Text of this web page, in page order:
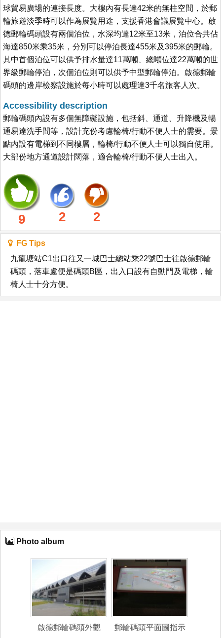
球貿易廣場的連接長度。大樓內有長達42米的無柱空間，於郵
輪旅遊淡季時可以作為展覽用途，支援香港會議展覽中心。啟
德郵輪碼頭設有兩個泊位，水深均達12米至13米，泊位合共佔
海達850米乘35米，分別可以停泊長達455米及395米的郵輪。
其中首個泊位可以供予排水量達11萬噸、總噸位達22萬噸的世
界級郵輪停泊，次個泊位則可以供予中型郵輪停泊。啟德郵輪
碼頭的邊岸檢察設施於每小時可以處理達3千名旅客人次。
Accessibility description
郵輪碼頭內設有多個無障礙設施，包括斜、通道、升降機及暢
通易達洗手間等，設計充份考慮輪椅/行動不便人士的需要。景
點內設有電梯到不同樓層，輪椅/行動不便人士可以獨自使用。
大部份地方通道設計闊落，適合輪椅/行動不便人士出入。
9 2 2
FG Tips
九龍塘站C1出口往又一城巴士總站乘22號巴士往啟德郵輪
碼頭，落車處便是碼頭B區，出入口設有自動門及電梯，輪
椅人士十分方便。
Photo album
啟德郵輪碼頭外觀 郵輪碼頭平面圖指示